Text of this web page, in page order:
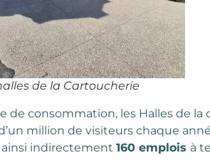
de la Cartoucherie
de consommation, les Halles de la
million de visiteurs chaque
indirectement 160 emplois à